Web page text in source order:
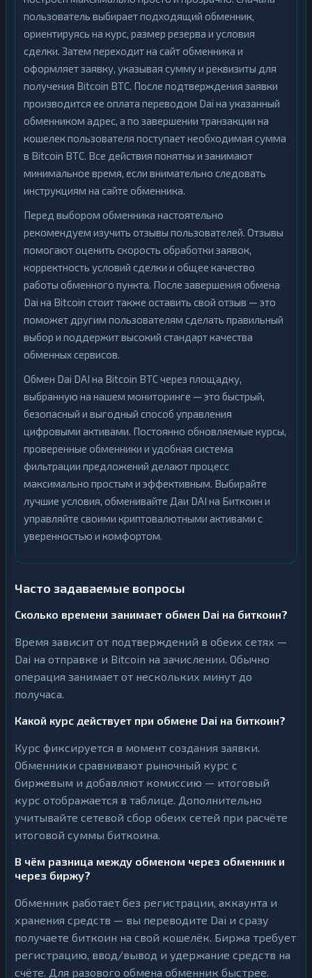
пользователь выбирает подходящий обменник,
ориентируясь на курс, размер резерва и условия
сделки. Затем переходит на сайт обменника и
оформляет заявку, указывая сумму и реквизиты для
получения Bitcoin BTC. После подтверждения заявки
производится ее оплата переводом Dai на указанный
обменником адрес, а по завершении транзакции на
кошелек пользователя поступает необходимая сумма
в Bitcoin BTC. Все действия понятны и занимают
минимальное время, если внимательно следовать
инструкциям на сайте обменника.
Перед выбором обменника настоятельно
рекомендуем изучить отзывы пользователей. Отзывы
помогают оценить скорость обработки заявок,
корректность условий сделки и общее качество
работы обменного пункта. После завершения обмена
Dai на Bitcoin стоит также оставить свой отзыв — это
поможет другим пользователям сделать правильный
выбор и поддержит высокий стандарт качества
обменных сервисов.
Обмен Dai DAI на Bitcoin BTC через площадку,
выбранную на нашем мониторинге — это быстрый,
безопасный и выгодный способ управления
цифровыми активами. Постоянно обновляемые курсы,
проверенные обменники и удобная система
фильтрации предложений делают процесс
максимально простым и эффективным. Выбирайте
лучшие условия, обменивайте Даи DAI на Биткоин и
управляйте своими криптовалютными активами с
уверенностью и комфортом.
Часто задаваемые вопросы
Сколько времени занимает обмен Dai на биткоин?
Время зависит от подтверждений в обеих сетях —
Dai на отправке и Bitcoin на зачислении. Обычно
операция занимает от нескольких минут до
получаса.
Какой курс действует при обмене Dai на биткоин?
Курс фиксируется в момент создания заявки.
Обменники сравнивают рыночный курс с
биржевым и добавляют комиссию — итоговый
курс отображается в таблице. Дополнительно
учитывайте сетевой сбор обеих сетей при расчёте
итоговой суммы биткоина.
В чём разница между обменом через обменник и
через биржу?
Обменник работает без регистрации, аккаунта и
хранения средств — вы переводите Dai и сразу
получаете биткоин на свой кошелёк. Биржа требует
регистрацию, ввод/вывод и удержание средств на
счёте. Для разового обмена обменник быстрее.